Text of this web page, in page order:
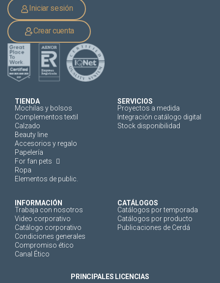
Iniciar sesión
Crear cuenta
TIENDA
Mochilas y bolsos
Complementos textil
Calzado
Beauty line
Accesorios y regalo
Papelería
For fan pets
Ropa
Elementos de public.
SERVICIOS
Proyectos a medida
Integración catálogo digital
Stock disponibilidad
INFORMACIÓN
Trabaja con nosotros
Video corporativo
Catálogo corporativo
Condiciones generales
Compromiso ético
Canal Ético
CATÁLOGOS
Catálogos por temporada
Catálogos por producto
Publicaciones de Cerdá
PRINCIPALES LICENCIAS